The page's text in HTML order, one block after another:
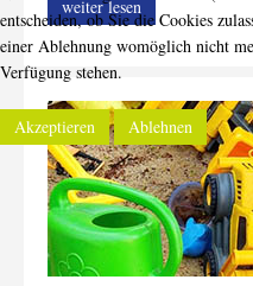
weiter lesen
entscheiden, ob Sie die Cookies
einer Ablehnung womöglich nicht
Verfügung stehen.
Akzeptieren Ablehnen